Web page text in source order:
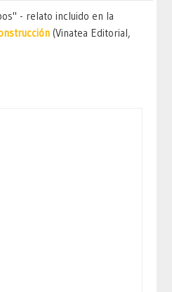
- relato incluido en la
(Vinatea Editorial,